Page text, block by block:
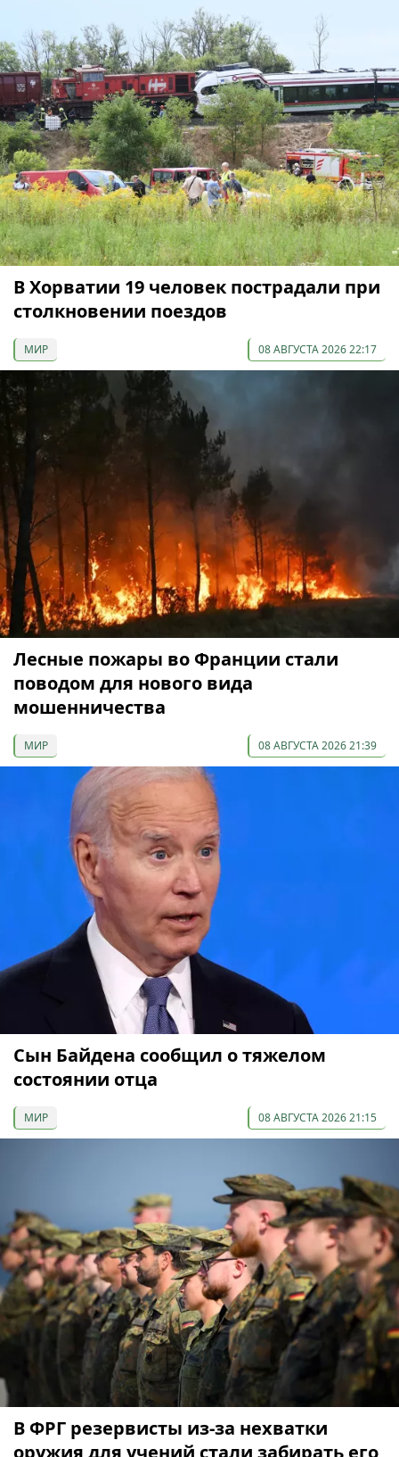
В Хорватии 19 человек пострадали при
столкновении поездов
МИР 08 АВГУСТА 2026 22:17
Лесные пожары во Франции стали
поводом для нового вида
мошенничества
МИР 08 АВГУСТА 2026 21:39
Сын Байдена сообщил о тяжелом
состоянии отца
МИР 08 АВГУСТА 2026 21:15
В ФРГ резервисты из-за нехватки
оружия для учений стали забирать его